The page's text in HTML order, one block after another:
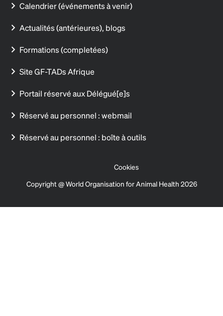
Calendrier (événements à venir)
Actualités (antérieures), blogs
Formations (completées)
Site GF-TADs Afrique
Portail réservé aux Délégué[e]s
Réservé au personnel : webmail
Réservé au personnel : boîte à outils
Cookies
Copyright @ World Organisation for Animal Health 2026